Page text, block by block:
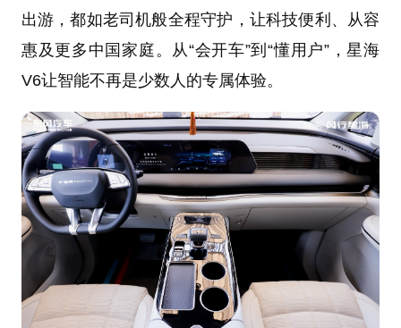
出游，都如老司机般全程守护，让科技便利、从容
惠及更多中国家庭。从“会开车”到“懂用户”，星海
V6让智能不再是少数人的专属体验。